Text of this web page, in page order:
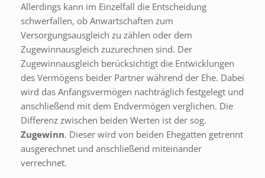
Allerdings kann im Einzelfall die Entscheidung
schwerfallen, ob Anwartschaften zum
Versorgungsausgleich zu zählen oder dem
Zugewinnausgleich zuzurechnen sind. Der
Zugewinnausgleich berücksichtigt die Entwicklungen
des Vermögens beider Partner während der Ehe. Dabei
wird das Anfangsvermögen nachträglich festgelegt und
anschließend mit dem Endvermögen verglichen. Die
Differenz zwischen beiden Werten ist der sog.
Zugewinn. Dieser wird von beiden Ehegatten getrennt
ausgerechnet und anschließend miteinander
verrechnet.